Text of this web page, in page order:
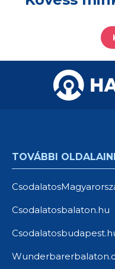
TOVÁBBI
Csodalatosbalaton.hu